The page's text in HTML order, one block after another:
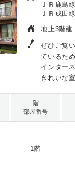
ＪＲ鹿島
ＪＲ成田
地上3階建
ぜひご覧
ているた
インター
きれいな
階
部屋番号
1階